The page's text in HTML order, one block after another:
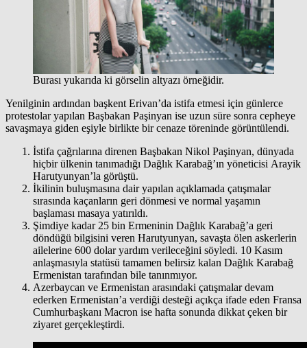
Burası yukarıda ki görselin altyazı örneğidir.
Yenilginin ardından başkent Erivan’da istifa etmesi için günlerce
protestolar yapılan Başbakan Paşinyan ise uzun süre sonra cepheye
savaşmaya giden eşiyle birlikte bir cenaze töreninde görüntülendi.
İstifa çağrılarına direnen Başbakan Nikol Paşinyan, dünyada
hiçbir ülkenin tanımadığı Dağlık Karabağ’ın yöneticisi Arayik
Harutyunyan’la görüştü.
İkilinin buluşmasına dair yapılan açıklamada çatışmalar
sırasında kaçanların geri dönmesi ve normal yaşamın
başlaması masaya yatırıldı.
Şimdiye kadar 25 bin Ermeninin Dağlık Karabağ’a geri
döndüğü bilgisini veren Harutyunyan, savaşta ölen askerlerin
ailelerine 600 dolar yardım verileceğini söyledi. 10 Kasım
anlaşmasıyla statüsü tamamen belirsiz kalan Dağlık Karabağ
Ermenistan tarafından bile tanınmıyor.
Azerbaycan ve Ermenistan arasındaki çatışmalar devam
ederken Ermenistan’a verdiği desteği açıkça ifade eden Fransa
Cumhurbaşkanı Macron ise hafta sonunda dikkat çeken bir
ziyaret gerçekleştirdi.